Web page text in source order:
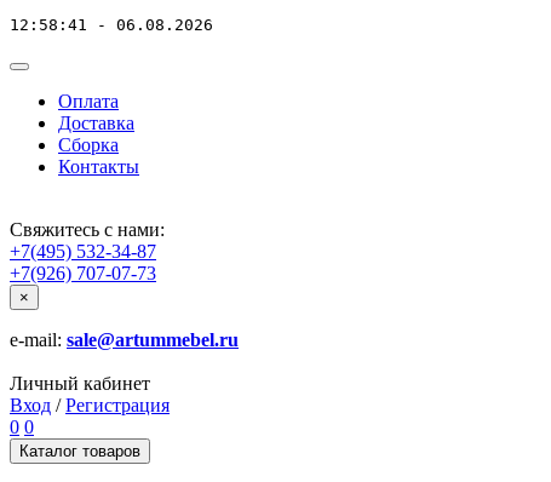
12:58:41 - 06.08.2026
Оплата
Доставка
Сборка
Контакты
Свяжитесь с нами:
+7(495) 532-34-87
+7(926) 707-07-73
×
e-mail: sale@artummebel.ru
Личный кабинет
Вход / Регистрация
0 0
Каталог товаров